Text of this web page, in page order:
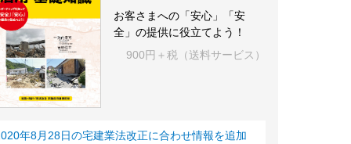
お客さまへの「安心」「安
全」の提供に役立てよう！
900円＋税（送料サービス）
年8月28日の宅建業法改正に合わせ情報を追加